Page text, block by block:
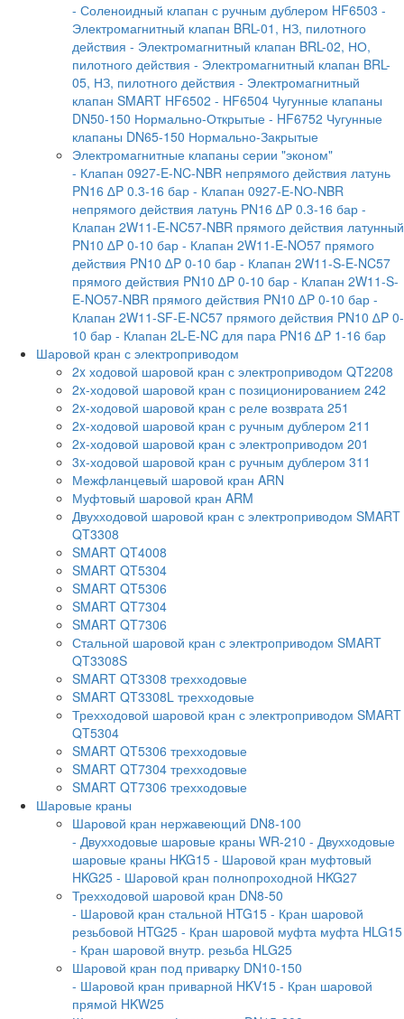
- Соленоидный клапан с ручным дублером HF6503 -
Электромагнитный клапан BRL-01, НЗ, пилотного
действия - Электромагнитный клапан BRL-02, НО,
пилотного действия - Электромагнитный клапан BRL-
05, НЗ, пилотного действия - Электромагнитный
клапан SMART HF6502 - HF6504 Чугунные клапаны
DN50-150 Нормально-Открытые - HF6752 Чугунные
клапаны DN65-150 Нормально-Закрытые
Электромагнитные клапаны серии "эконом"
- Клапан 0927-E-NC-NBR непрямого действия латунь
PN16 ∆P 0.3-16 бар - Клапан 0927-E-NО-NBR
непрямого действия латунь PN16 ∆P 0.3-16 бар -
Клапан 2W11-E-NC57-NBR прямого действия латунный
PN10 ∆P 0-10 бар - Клапан 2W11-E-NO57 прямого
действия PN10 ∆P 0-10 бар - Клапан 2W11-S-E-NC57
прямого действия PN10 ∆P 0-10 бар - Клапан 2W11-S-
E-NO57-NBR прямого действия PN10 ∆P 0-10 бар -
Клапан 2W11-SF-E-NC57 прямого действия PN10 ∆P 0-
10 бар - Клапан 2L-E-NC для пара PN16 ∆P 1-16 бар
Шаровой кран с электроприводом
2x ходовой шаровой кран с электроприводом QT2208
2x-ходовой шаровой кран с позиционированием 242
2x-ходовой шаровой кран с реле возврата 251
2x-ходовой шаровой кран с ручным дублером 211
2x-ходовой шаровой кран с электроприводом 201
3x-ходовой шаровой кран с ручным дублером 311
Межфланцевый шаровой кран ARN
Муфтовый шаровой кран ARM
Двухходовой шаровой кран с электроприводом SMART
QT3308
SMART QT4008
SMART QT5304
SMART QT5306
SMART QT7304
SMART QT7306
Стальной шаровой кран с электроприводом SMART
QT3308S
SMART QT3308 трехходовые
SMART QT3308L трехходовые
Трехходовой шаровой кран с электроприводом SMART
QT5304
SMART QT5306 трехходовые
SMART QT7304 трехходовые
SMART QT7306 трехходовые
Шаровые краны
Шаровой кран нержавеющий DN8-100
- Двухходовые шаровые краны WR-210 - Двухходовые
шаровые краны HKG15 - Шаровой кран муфтовый
HKG25 - Шаровой кран полнопроходной HKG27
Трехходовой шаровой кран DN8-50
- Шаровой кран стальной HTG15 - Кран шаровой
резьбовой HTG25 - Кран шаровой муфта муфта HLG15
- Кран шаровой внутр. резьба HLG25
Шаровой кран под приварку DN10-150
- Шаровой кран приварной HKV15 - Кран шаровой
прямой HKW25